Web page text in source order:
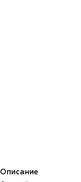
Описание